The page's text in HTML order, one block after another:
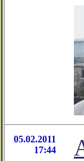
05.02.2011
17:44